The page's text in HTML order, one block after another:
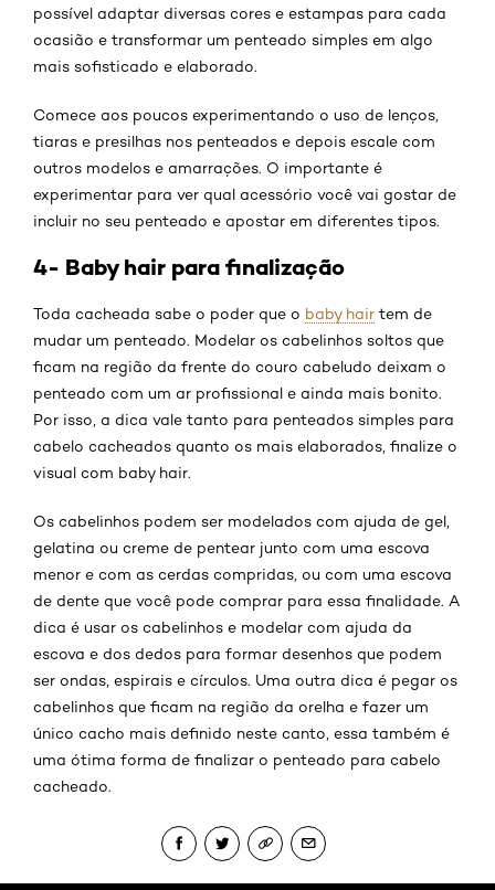
possível adaptar diversas cores e estampas para cada
ocasião e transformar um penteado simples em algo
mais sofisticado e elaborado.
Comece aos poucos experimentando o uso de lenços,
tiaras e presilhas nos penteados e depois escale com
outros modelos e amarrações. O importante é
experimentar para ver qual acessório você vai gostar de
incluir no seu penteado e apostar em diferentes tipos.
4- Baby hair para finalização
Toda cacheada sabe o poder que o baby hair tem de
mudar um penteado. Modelar os cabelinhos soltos que
ficam na região da frente do couro cabeludo deixam o
penteado com um ar profissional e ainda mais bonito.
Por isso, a dica vale tanto para penteados simples para
cabelo cacheados quanto os mais elaborados, finalize o
visual com baby hair.
Os cabelinhos podem ser modelados com ajuda de gel,
gelatina ou creme de pentear junto com uma escova
menor e com as cerdas compridas, ou com uma escova
de dente que você pode comprar para essa finalidade. A
dica é usar os cabelinhos e modelar com ajuda da
escova e dos dedos para formar desenhos que podem
ser ondas, espirais e círculos. Uma outra dica é pegar os
cabelinhos que ficam na região da orelha e fazer um
único cacho mais definido neste canto, essa também é
uma ótima forma de finalizar o penteado para cabelo
cacheado.